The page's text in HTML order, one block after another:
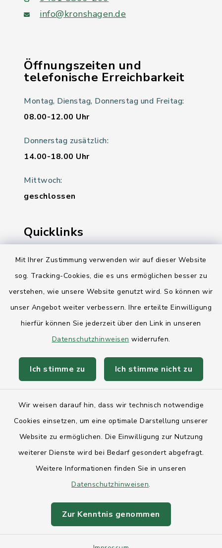
Mit Ihrer Zustimmung verwenden wir auf dieser Website
sog. Tracking-Cookies, die es uns ermöglichen besser zu
verstehen, wie unsere Website genutzt wird. So können wir
unser Angebot weiter verbessern. Ihre erteilte Einwilligung
hierfür können Sie jederzeit über den Link in unseren
Datenschutzhinweisen widerrufen.
Ich stimme zu Ich stimme nicht zu
Wir weisen darauf hin, dass wir technisch notwendige
Cookies einsetzen, um eine optimale Darstellung unserer
Website zu ermöglichen. Die Einwilligung zur Nutzung
weiterer Dienste wird bei Bedarf gesondert abgefragt.
Weitere Informationen finden Sie in unseren
Datenschutzhinweisen.
Zur Kenntnis genommen
info@kronshagen.de
Öffnungszeiten und
telefonische Erreichbarkeit
Montag, Dienstag, Donnerstag und Freitag:
08.00-12.00 Uhr
Donnerstag zusätzlich:
14.00-18.00 Uhr
Mittwoch:
geschlossen
Quicklinks
Ihre Behördennummer 115
Landesregierung Schleswig-Holstein
AktivRegion Mittelholstein
Anfahrt
Datenschutz
Sitemap